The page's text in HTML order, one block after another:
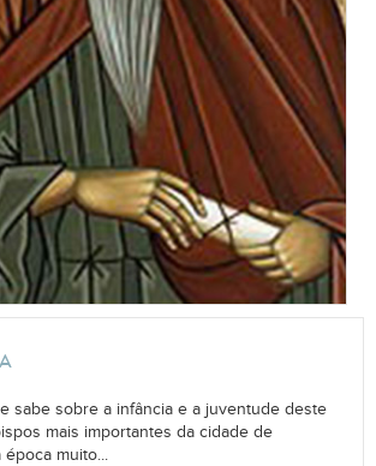
sabe sobre a infância e a juventude deste
mais importantes da cidade de
muito...